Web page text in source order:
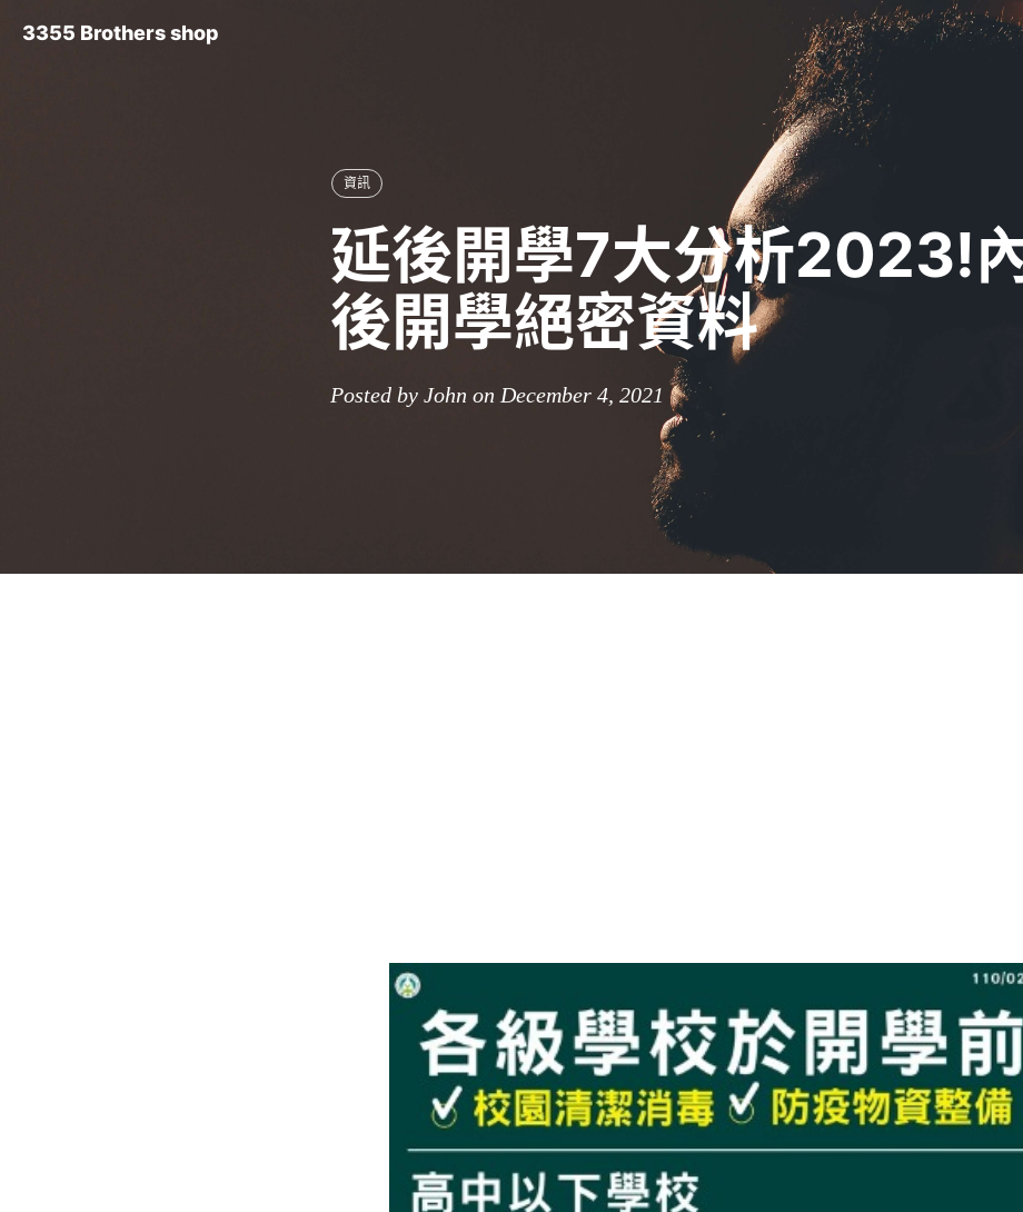
3355 Brothers shop
資訊
延後開學7大分析2023!
後開學絕密資料
Posted by John on December 4, 2021